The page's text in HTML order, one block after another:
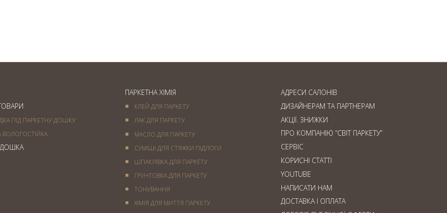
ПІД ПАРКЕТНУ ДОШКУ
ВОЛОГОСТІЙКА
ПАРКЕТНА ХІМІЯ
КЛЕЙ ДЛЯ ПАРКЕТУ
ЛАК ДЛЯ ПАРКЕТУ
МАСЛО ДЛЯ ПАРКЕТУ
СУМІШІ ДЛЯ СТЯЖКИ ПІДЛОГИ
ШПАКЛІВКА ДЛЯ ПАРКЕТУ
ГРУНТОВКА ДЛЯ ПАРКЕТУ
ТОНУВАННЯ
ХІМІЯ ДЛЯ МИТТЯ ПАРКЕТУ
АДРЕСИ САЛОНІВ
ДИЗАЙНЕРАМ ТА ПАРТНЕРАМ
АКЦІЇ. ЗНИЖКИ
ПРО КОМПАНІЮ “СВІТ ПАРКЕТУ”
СЕРВІС
КОРИСНІ СТАТТІ
YOUTUBE
НАПИСАТИ НАМ
ДОСТАВКА І ОПЛАТА